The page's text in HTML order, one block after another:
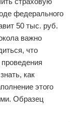
федерального
50 тыс. руб.
важно
что
как
этого
Образец